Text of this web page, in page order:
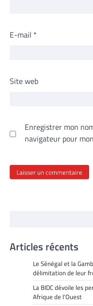
E-mail *
Site web
Enregistrer mon
navigateur pour
Articles récents
Le Sénégal et la
délimitation de leur
La BIDC dévoile les
Afrique de l’Ouest